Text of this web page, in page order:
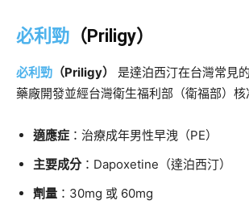
必利勁 （Priligy）
必利勁 （Priligy）
是達泊西汀在台灣常見
藥廠開發並經台灣衛生福利部（衛福部）核
適應症 ：治療成年男性早洩（PE）
主要成分：Dapoxetine（達泊西汀）
劑量 ：30mg 或 60mg